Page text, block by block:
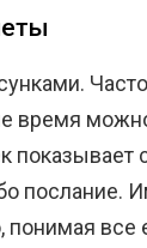
время
показывает
послание.
все